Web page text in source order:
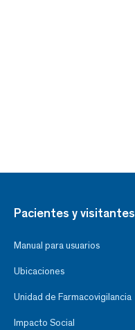
Pacientes y visitantes
Manual para usuarios
Ubicaciones
Unidad de Farmacovigilancia
Impacto Social